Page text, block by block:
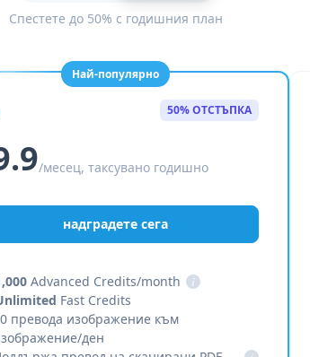
Спестете до 50% с годишния план
Най-популярно
50% ОТСТЪПКА
/месец, таксувано годишно
надградете сега
Advanced Credits/month
i
Fast Credits
превода изображение към
ден